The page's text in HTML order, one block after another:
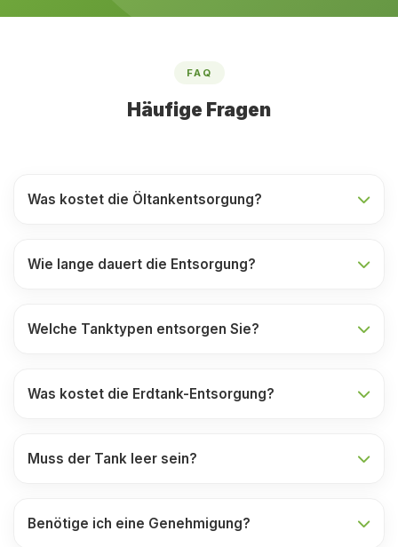
FAQ
Häufige Fragen
Was kostet die Öltankentsorgung?
Wie lange dauert die Entsorgung?
Welche Tanktypen entsorgen Sie?
Was kostet die Erdtank-Entsorgung?
Muss der Tank leer sein?
Benötige ich eine Genehmigung?